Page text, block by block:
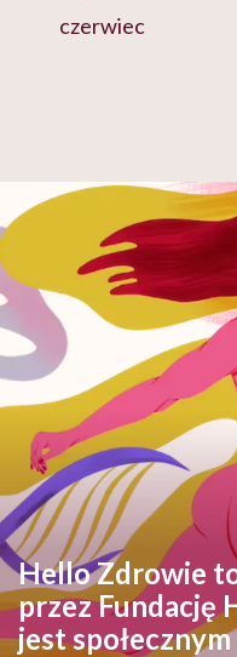
czerwiec
Hello Zdrowie
przez Fundację
jest